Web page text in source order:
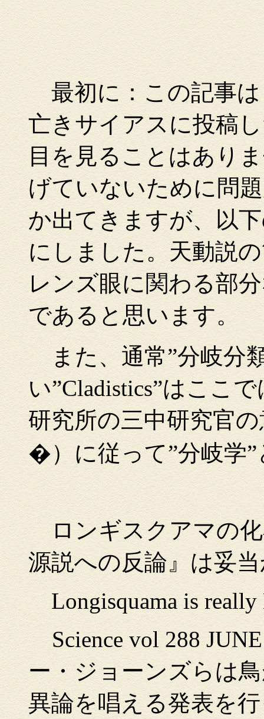
最初に：この記事は
亡きサイアスに投稿
目を見ることはあり
げていないために問
か出てきますが、以
にしました。天動説
レンズ眼に関わる部
であると思います。
また、通常”分岐分
い”Cladistics”はここ
研究所の三中研究官
�）に従って”分岐学
ロンギスクアマの
源説への反論』は妥
Longisquama is really
Science vol 288
ー・ジョーンズらは
異論を唱える発表を